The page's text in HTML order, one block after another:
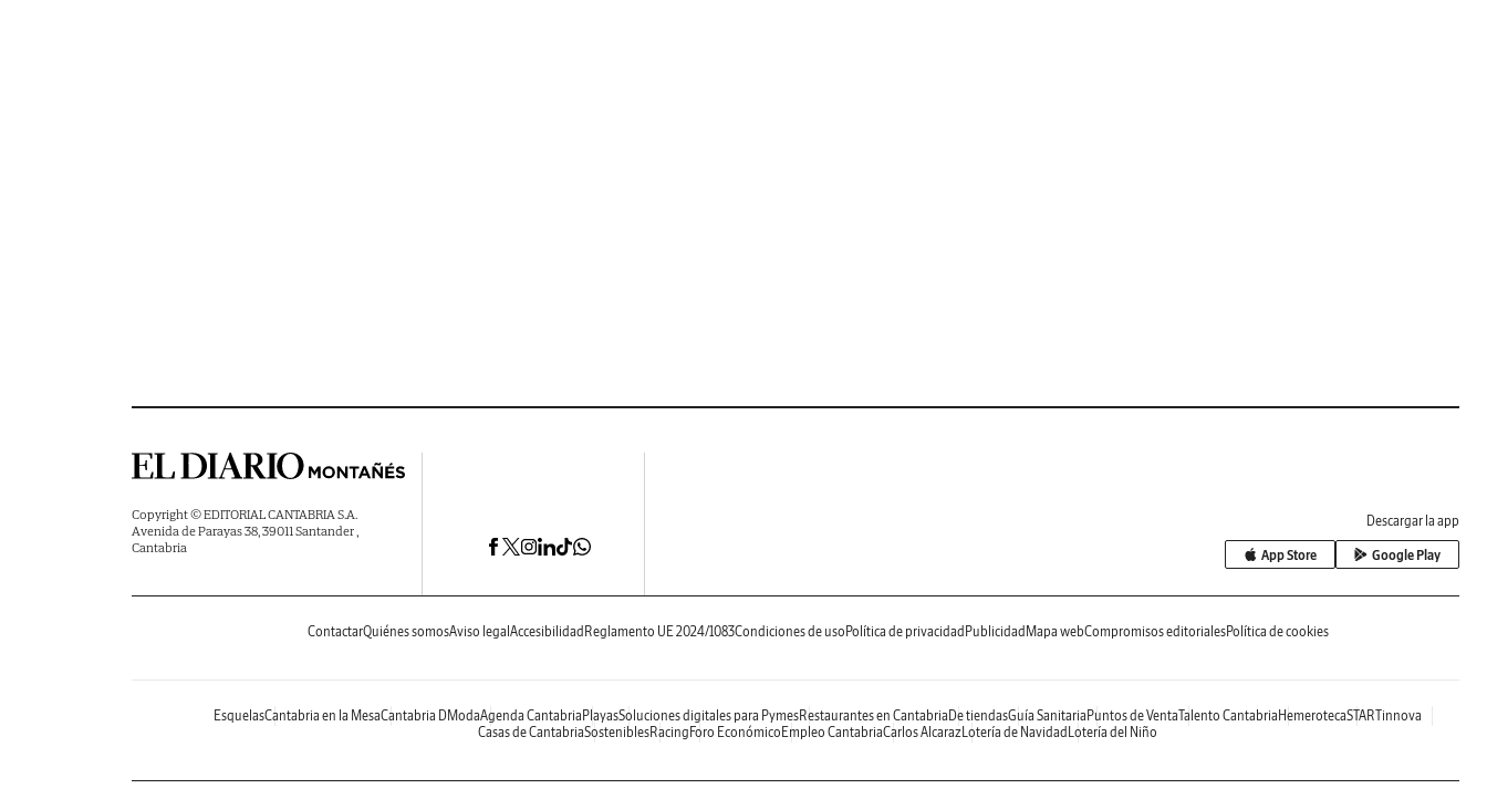
Copyright © EDITORIAL CANTABRIA S.A.
Avenida de Parayas 38, 39011 Santander ,
Cantabria
Descargar la app
App Store Google Play
ContactarQuiénes somosAviso legal Accesibilidad Reglamento UE 2024/1083Condiciones de uso Política de privacidad Publicidad Mapa webCompromisos editorialesPolítica de cookies
EsquelasCantabria en la MesaCantabria DModaAgenda Cantabria PlayasSoluciones digitales para PymesRestaurantes en Cantabria De tiendasGuía Sanitaria Puntos de VentaTalento Cantabria HemerotecaSTARTinnova
Casas de CantabriaSosteniblesRacing Foro Económico Empleo CantabriaCarlos AlcarazLotería de Navidad Lotería del Niño